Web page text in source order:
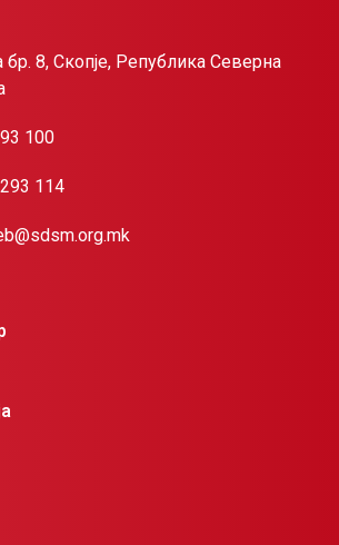
бр. 8, Скопје, Република Северна
100
114